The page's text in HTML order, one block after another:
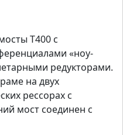
Т400 с
«ноу-
редукторами.
на двух
рессорах с
мост соединен с